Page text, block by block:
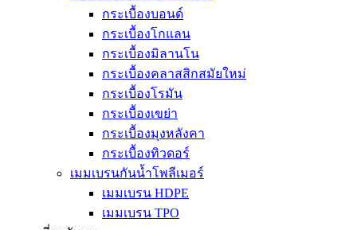
กระเบื้องบอนด์
กระเบื้องโกแลน
กระเบื้องมิลานโน
กระเบื้องคลาสสิกสมัยใหม่
กระเบื้องโรมัน
กระเบื้องเขย่า
กระเบื้องมุงหลังคา
กระเบื้องทิวดอร์
เมมเบรนกันน้ำโพลีเมอร์
เมมเบรน HDPE
เมมเบรน TPO